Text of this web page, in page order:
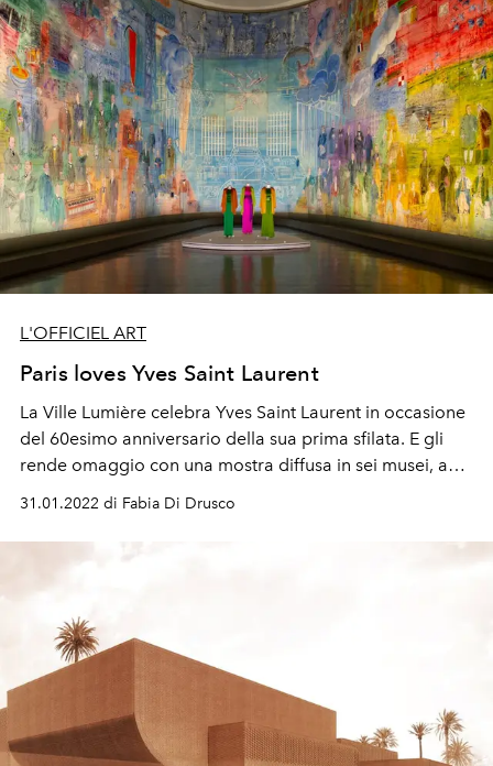
L'OFFICIEL ART
Paris loves Yves Saint Laurent
La Ville Lumière celebra Yves Saint Laurent in occasione
del 60esimo anniversario della sua prima sfilata. E gli
rende omaggio con una mostra diffusa in sei musei, a
31.01.2022 di Fabia Di Drusco